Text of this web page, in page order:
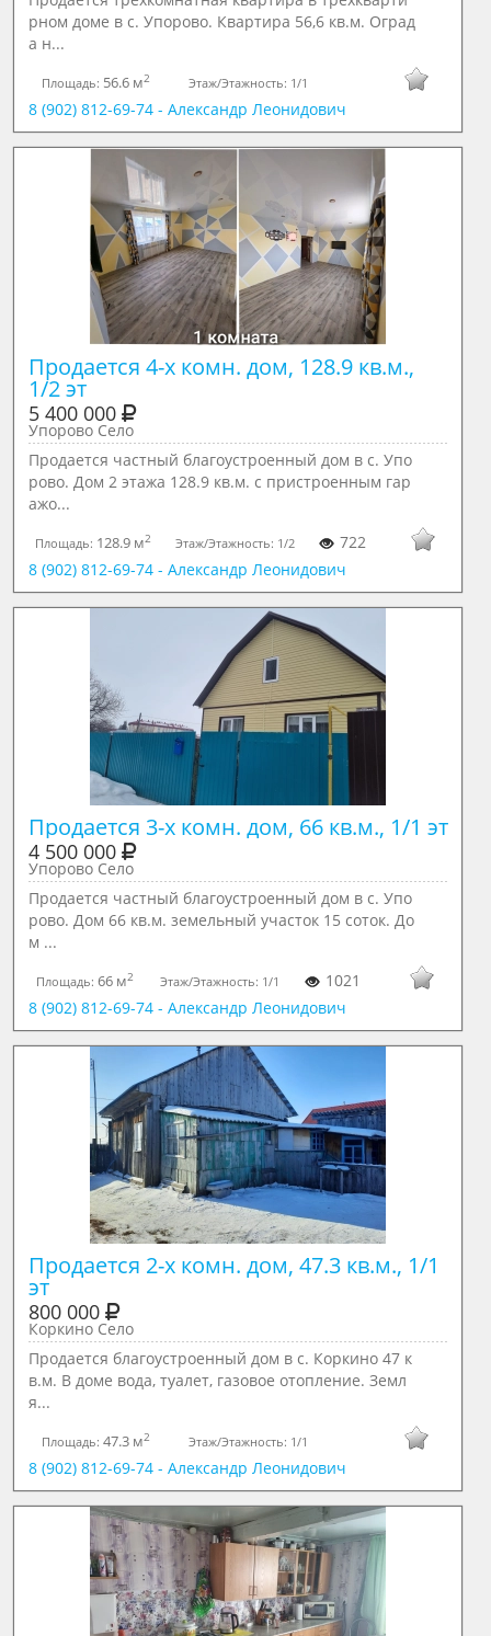
рном доме в с. Упорово. Квартира 56,6 кв.м. Оград
а н...
Площадь: 56.6 м2 Этаж/Этажность: 1/1
8 (902) 812-69-74 - Александр Леонидович
Продается 4-х комн. дом, 128.9 кв.м.,
1/2 эт
5 400 000
Упорово Село
Продается частный благоустроенный дом в с. Упо
рово. Дом 2 этажа 128.9 кв.м. с пристроенным гар
ажо...
Площадь: 128.9 м2 Этаж/Этажность: 1/2
722
8 (902) 812-69-74 - Александр Леонидович
Продается 3-х комн. дом, 66 кв.м., 1/1 эт
4 500 000
Упорово Село
Продается частный благоустроенный дом в с. Упо
рово. Дом 66 кв.м. земельный участок 15 соток. До
м ...
Площадь: 66 м2 Этаж/Этажность: 1/1
1021
8 (902) 812-69-74 - Александр Леонидович
Продается 2-х комн. дом, 47.3 кв.м., 1/1
эт
800 000
Коркино Село
Продается благоустроенный дом в с. Коркино 47 к
в.м. В доме вода, туалет, газовое отопление. Земл
я...
Площадь:47.3 м2 Этаж/Этажность: 1/1
8 (902) 812-69-74 - Александр Леонидович